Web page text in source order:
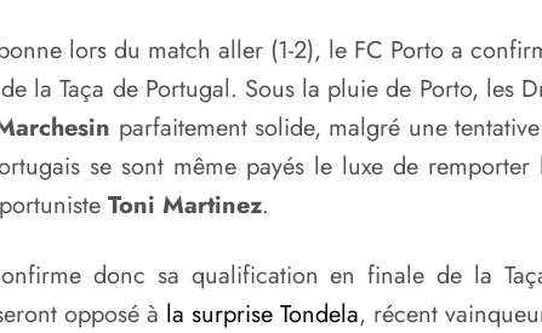
lors du match aller (1-2), le FC Porto a
la Taça de Portugal. Sous la pluie de Porto, les
parfaitement solide, malgré une
se sont même payés le luxe de
Toni Martinez.
donc sa qualification en finale de la
opposé à la surprise Tondela, récent